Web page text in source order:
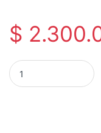
$
ASPIRADORA DYSON